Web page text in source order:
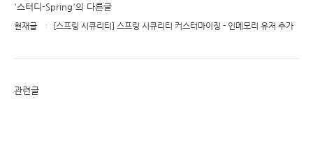
'스터디-Spring'의 다른글
현재글 [스프링 시큐리티] 스프링 시큐리티 커스터마이징 - 인메모리 유저 추가
관련글